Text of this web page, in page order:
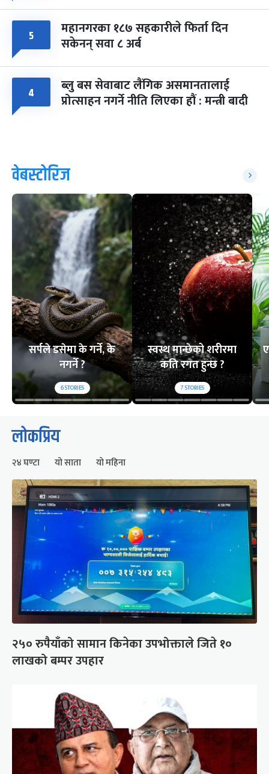
५ महानगरका १८७ सहकारीले फिर्ता दिन
सकेनन् सवा ८ अर्ब
४ ब्लु बस सेवाबाट लैंगिक असमानतालाई
प्रोत्साहन नगर्ने नीति लिएका हौं : मन्त्री बादी
वेबस्टोरिज
सर्पले डसेमा के गर्ने, के
नगर्ने ?
6STORIES
स्वस्थ मान्छेको शरीरमा
कति रगत हुन्छ ?
7STORIES
लोकप्रिय
२४ घण्टा यो साता यो महिना
२५० रुपैयाँको सामान किनेका उपभोक्ताले जिते १०
लाखको बम्पर उपहार